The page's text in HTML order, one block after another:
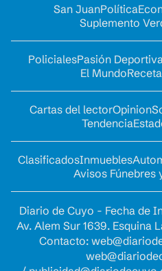
San JuanPolítica
Suplemento
PolicialesPasión
El Mundo
Cartas del lectorOpinion
Tendencia
ClasificadosInmuebles
Avisos Fúnebres
Diario de Cuyo - Fecha de
Av. Alem Sur 1639. Esquina
Contacto: